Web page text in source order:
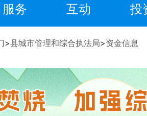
服务 互动 投
>县城市管理和综合执法局>资金信息